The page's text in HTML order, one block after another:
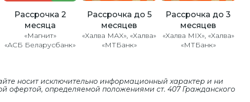
Рассрочка 2
месяца
«Магнит»
«АСБ Беларусбанк»
Рассрочка до 5
месяцев
«Халва MAX», «Халва»
«МТБанк»
Рассрочка до 3
месяцев
«Халва MIX», «Халва»
«МТБанк»
носит исключительно информационный характер и ни
офертой, определяемой положениями cт. 407 Гражданского